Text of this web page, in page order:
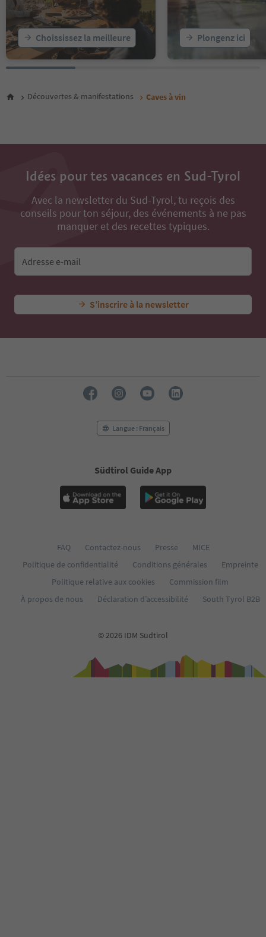
Choississez la meilleure Plongenz ici
Découvertes & manifestations Caves à vin
Idées pour tes vacances en Sud-Tyrol
Avec la newsletter du Sud-Tyrol, tu reçois des
conseils pour ton séjour, des événements à ne pas
manquer et des recettes typiques.
Adresse e-mail
S’inscrire à la newsletter
Langue : Français
Südtirol Guide App
FAQ Contactez-nous Presse
MICE
Politique de confidentialité
Conditions générales
Empreinte
Politique relative aux cookies
Commission film
À propos de nous
Déclaration d’accessibilité South Tyrol B2B
© 2026 IDM Südtirol